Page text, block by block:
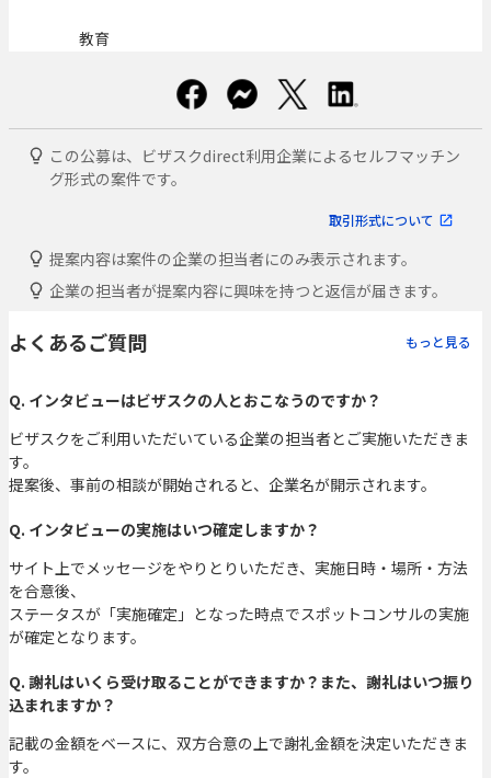
教育
この公募は、ビザスクdirect利用企業によるセルフマッチン
グ形式の案件です。
取引形式について
提案内容は案件の企業の担当者にのみ表示されます。
企業の担当者が提案内容に興味を持つと返信が届きます。
よくあるご質問 もっと見る
Q. インタビューはビザスクの人とおこなうのですか？
ビザスクをご利用いただいている企業の担当者とご実施いただきま
す。
提案後、事前の相談が開始されると、企業名が開示されます。
Q. インタビューの実施はいつ確定しますか？
サイト上でメッセージをやりとりいただき、実施日時・場所・方法
を合意後、
ステータスが「実施確定」となった時点でスポットコンサルの実施
が確定となります。
Q. 謝礼はいくら受け取ることができますか？また、謝礼はいつ振り
込まれますか？
記載の金額をベースに、双方合意の上で謝礼金額を決定いただきま
す。